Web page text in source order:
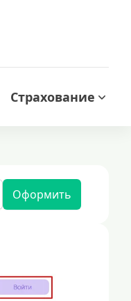
Страхование
Оформить